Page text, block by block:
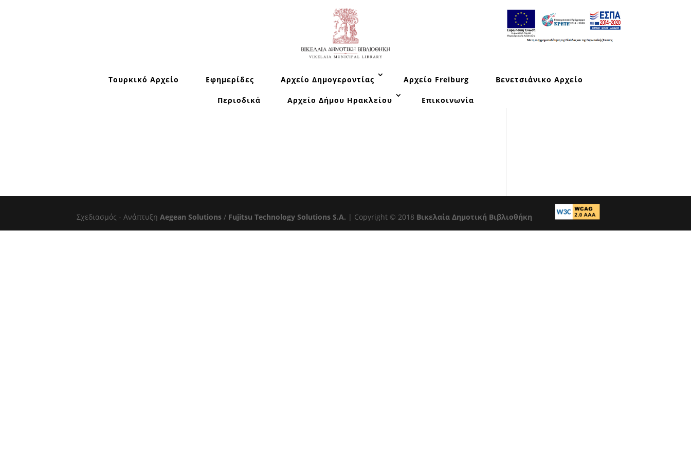
Τουρκικό Αρχείο Εφημερίδες Αρχείο Δημογεροντίας Αρχείο Freiburg Βενετσιάνικο Αρχείο
Περιοδικά Αρχείο Δήμου Ηρακλείου Επικοινωνία
Σχεδιασμός - ΑνάπτυξηAegean Solutions / Fujitsu Technology Solutions S.A. | Copyright © 2018 Βικελαία Δημοτική Βιβλιοθήκη